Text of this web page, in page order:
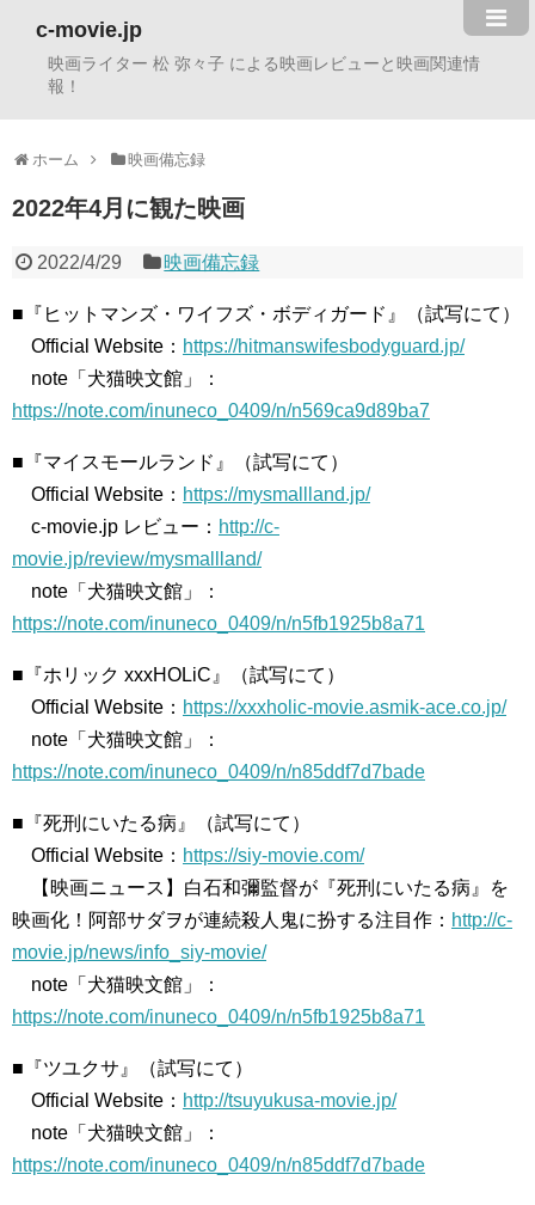
c-movie.jp
映画ライター 松 弥々子 による映画レビューと映画関連情
報！
ホーム 映画備忘録
2022年4月に観た映画
2022/4/29 映画備忘録
■『ヒットマンズ・ワイフズ・ボディガード』（試写にて）
Official Website： https://hitmanswifesbodyguard.jp/
note「犬猫映文館」：
https://note.com/inuneco_0409/n/n569ca9d89ba7
■『マイスモールランド』（試写にて）
Official Website： https://mysmallland.jp/
c-movie.jp レビュー： http://c-
movie.jp/review/mysmallland/
note「犬猫映文館」：
https://note.com/inuneco_0409/n/n5fb1925b8a71
■『ホリック xxxHOLiC』（試写にて）
Official Website： https://xxxholic-movie.asmik-ace.co.jp/
note「犬猫映文館」：
https://note.com/inuneco_0409/n/n85ddf7d7bade
■『死刑にいたる病』（試写にて）
Official Website： https://siy-movie.com/
【映画ニュース】白石和彌監督が『死刑にいたる病』を
映画化！阿部サダヲが連続殺人鬼に扮する注目作： http://c-
movie.jp/news/info_siy-movie/
note「犬猫映文館」：
https://note.com/inuneco_0409/n/n5fb1925b8a71
■『ツユクサ』（試写にて）
Official Website： http://tsuyukusa-movie.jp/
note「犬猫映文館」：
https://note.com/inuneco_0409/n/n85ddf7d7bade